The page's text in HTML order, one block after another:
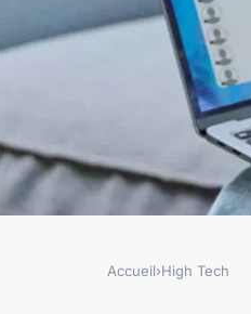
Accueil›High Tech